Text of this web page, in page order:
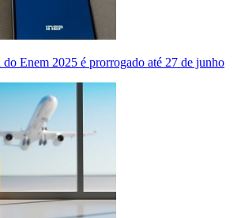
do Enem 2025 é prorrogado até 27 de junho